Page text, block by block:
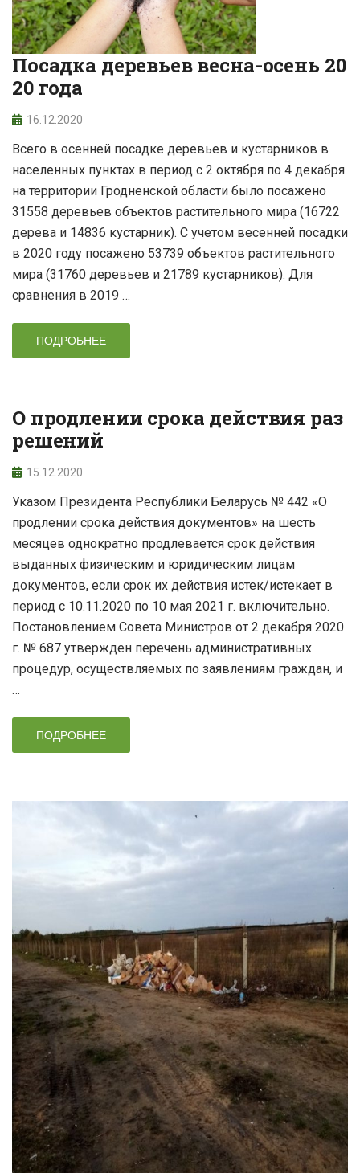
Посадка деревьев весна-осень 20
20 года
16.12.2020
Всего в осенней посадке деревьев и кустарников в
населенных пунктах в период с 2 октября по 4 декабря
на территории Гродненской области было посажено
31558 деревьев объектов растительного мира (16722
дерева и 14836 кустарник). С учетом весенней посадки
в 2020 году посажено 53739 объектов растительного
мира (31760 деревьев и 21789 кустарников). Для
сравнения в 2019 …
ПОДРОБНЕЕ
О продлении срока действия раз
решений
15.12.2020
Указом Президента Республики Беларусь № 442 «О
продлении срока действия документов» на шесть
месяцев однократно продлевается срок действия
выданных физическим и юридическим лицам
документов, если срок их действия истек/истекает в
период с 10.11.2020 по 10 мая 2021 г. включительно.
Постановлением Совета Министров от 2 декабря 2020
г. № 687 утвержден перечень административных
процедур, осуществляемых по заявлениям граждан, и
…
ПОДРОБНЕЕ